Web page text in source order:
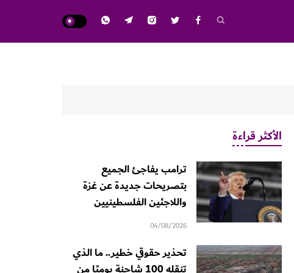
الأكثر قراءة
ترامب يفاجئ الجميع
بتصريحات جديدة عن غزة
واللاجئين الفلسطينيين
04/08/2026
تحذير حقوقي خطير.. ما الذي
تنقله 100 شاحنة يوميًا من